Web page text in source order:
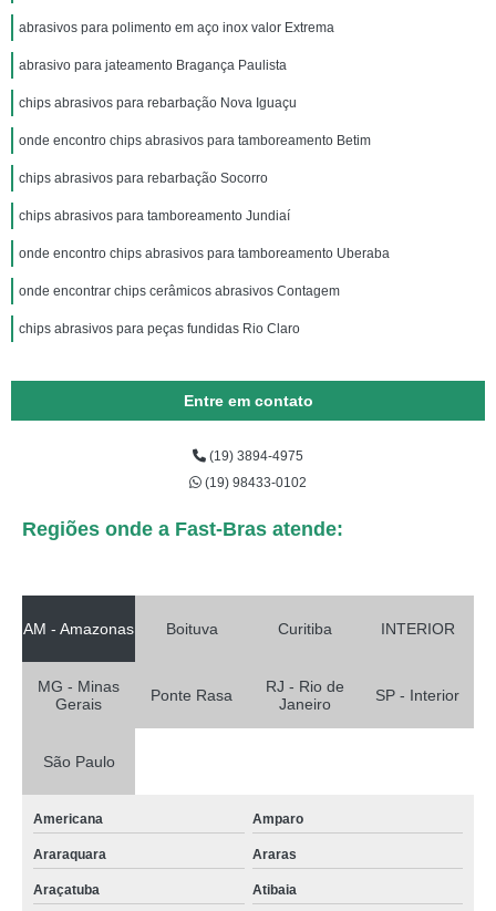
abrasivos para polimento em aço inox valor Extrema
abrasivo para jateamento Bragança Paulista
chips abrasivos para rebarbação Nova Iguaçu
onde encontro chips abrasivos para tamboreamento Betim
chips abrasivos para rebarbação Socorro
chips abrasivos para tamboreamento Jundiaí
onde encontro chips abrasivos para tamboreamento Uberaba
onde encontrar chips cerâmicos abrasivos Contagem
chips abrasivos para peças fundidas Rio Claro
Entre em contato
(19) 3894-4975
(19) 98433-0102
Regiões onde a Fast-Bras atende:
AM - Amazonas Boituva Curitiba INTERIOR
MG - Minas
Gerais
Ponte Rasa
RJ - Rio de
Janeiro
SP - Interior
São Paulo
Americana Amparo
Araraquara Araras
Araçatuba Atibaia